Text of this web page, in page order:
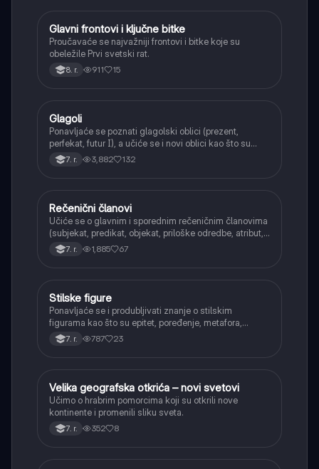
Istorija
Glavni frontovi i ključne bitke
Proučavaće se najvažniji frontovi i bitke koje su
obeležile Prvi svetski rat.
8. r. 911 15
Srpski jezik
Glagoli
Ponavljaće se poznati glagolski oblici (prezent,
perfekat, futur I), a učiće se i novi oblici kao što su
aorist, imperfekat, pluskvamperfekat, futur II, kao i
glagolski prilozi i pridevi.
7. r. 3,882 132
Srpski jezik
Rečenični članovi
Učiće se o glavnim i sporednim rečeničnim članovima
(subjekat, predikat, objekat, priloške odredbe, atribut,
apozicija) i njihovoj funkciji.
7. r. 1,885 67
Srpski jezik
Stilske figure
Ponavljaće se i produbljivati znanje o stilskim
figurama kao što su epitet, poređenje, metafora,
personifikacija, hiperbola, onomatopeja, aliteracija i
asonanca, razumevajući njihovu ulogu u tekstu.
7. r. 787 23
Istorija
Velika geografska otkrića – novi svetovi
Učimo o hrabrim pomorcima koji su otkrili nove
kontinente i promenili sliku sveta.
7. r. 352 8